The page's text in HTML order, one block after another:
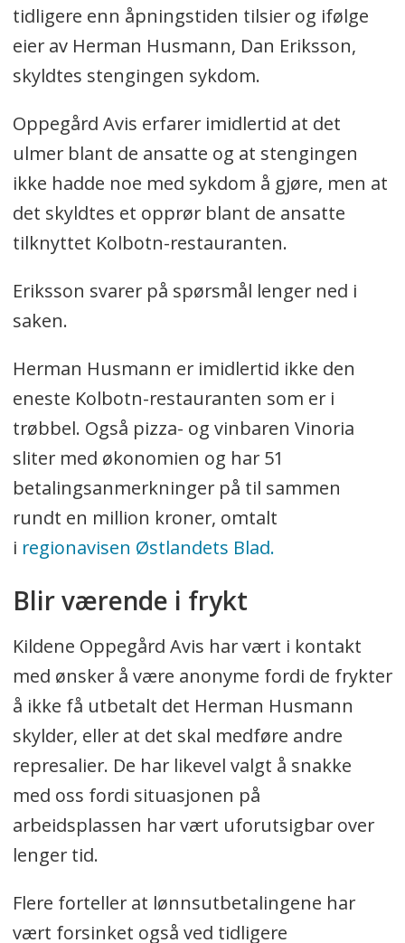
tidligere enn åpningstiden tilsier og ifølge
eier av Herman Husmann, Dan Eriksson,
skyldtes stengingen sykdom.
Oppegård Avis erfarer imidlertid at det
ulmer blant de ansatte og at stengingen
ikke hadde noe med sykdom å gjøre, men at
det skyldtes et opprør blant de ansatte
tilknyttet Kolbotn-restauranten.
Eriksson svarer på spørsmål lenger ned i
saken.
Herman Husmann er imidlertid ikke den
eneste Kolbotn-restauranten som er i
trøbbel. Også pizza- og vinbaren Vinoria
sliter med økonomien og har 51
betalingsanmerkninger på til sammen
rundt en million kroner, omtalt
i regionavisen Østlandets Blad.
Blir værende i frykt
Kildene Oppegård Avis har vært i kontakt
med ønsker å være anonyme fordi de frykter
å ikke få utbetalt det Herman Husmann
skylder, eller at det skal medføre andre
represalier. De har likevel valgt å snakke
med oss fordi situasjonen på
arbeidsplassen har vært uforutsigbar over
lenger tid.
Flere forteller at lønnsutbetalingene har
vært forsinket også ved tidligere